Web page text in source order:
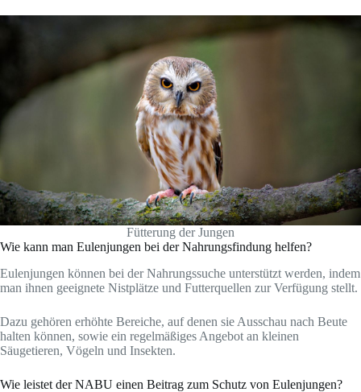
Fütterung der Jungen
Wie kann man Eulenjungen bei der Nahrungsfindung helfen?
Eulenjungen können bei der Nahrungssuche unterstützt werden, indem
man ihnen geeignete Nistplätze und Futterquellen zur Verfügung stellt.
Dazu gehören erhöhte Bereiche, auf denen sie Ausschau nach Beute
halten können, sowie ein regelmäßiges Angebot an kleinen
Säugetieren, Vögeln und Insekten.
Wie leistet der NABU einen Beitrag zum Schutz von Eulenjungen?